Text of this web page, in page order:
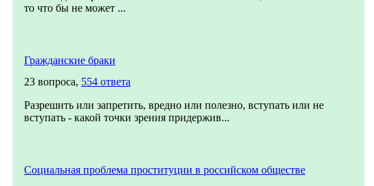
то что бы не может ...
Гражданские браки
23 вопроса, 554 ответа
Разрешить или запретить, вредно или полезно, вступать или не
вступать - какой точки зрения придержив...
Социальная проблема проституции в российском обществе